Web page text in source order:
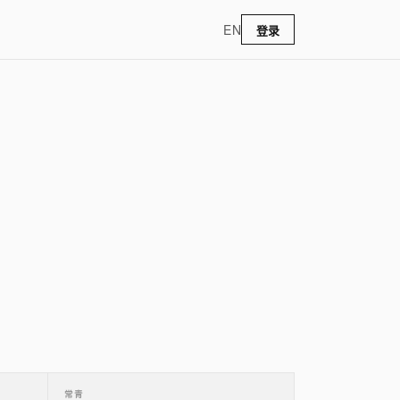
EN 登录
常青